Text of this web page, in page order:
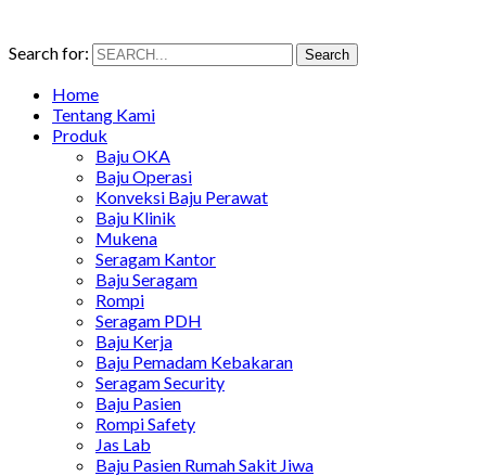
Search for: Search
Home
Tentang Kami
Produk
Baju OKA
Baju Operasi
Konveksi Baju Perawat
Baju Klinik
Mukena
Seragam Kantor
Baju Seragam
Rompi
Seragam PDH
Baju Kerja
Baju Pemadam Kebakaran
Seragam Security
Baju Pasien
Rompi Safety
Jas Lab
Baju Pasien Rumah Sakit Jiwa